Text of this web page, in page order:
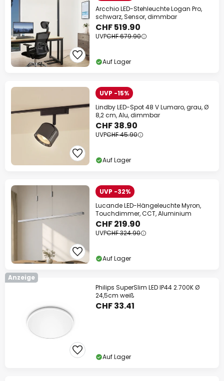
Arcchio LED-Stehleuchte Logan Pro,
schwarz, Sensor, dimmbar
CHF 519.90
UVPCHF 679.90
Auf Lager
UVP -15%
Lindby LED-Spot 48 V Lumaro, grau, Ø
8,2 cm, Alu, dimmbar
CHF 38.90
UVPCHF 45.90
Auf Lager
UVP -32%
Lucande LED-Hängeleuchte Myron,
Touchdimmer, CCT, Aluminium
CHF 219.90
UVPCHF 324.90
Auf Lager
Anzeige
Philips SuperSlim LED IP44 2.700K Ø
24,5cm weiß
CHF 33.41
Auf Lager